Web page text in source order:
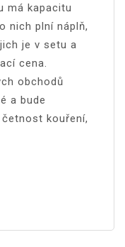
má kapacitu
nich plní náplň,
je v setu a
cena.
obchodů
a bude
kouření,